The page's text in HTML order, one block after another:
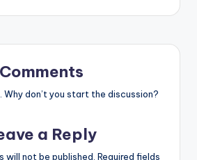
Comments
Why don’t you start the discussion?
a Reply
will not be published. Required fields